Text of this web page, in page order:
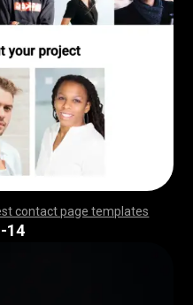
contact page templates
,,,,,,,,,,,,,,,,,,,,,,,,,,,,,
14